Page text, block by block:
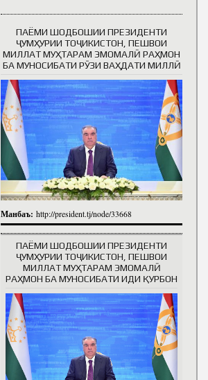
ПАЁМИ ШОДБОШИИ ПРЕЗИДЕНТИ
ҶУМҲУРИИ ТОҶИКИСТОН, ПЕШВОИ
МИЛЛАТ МУҲТАРАМ ЭМОМАЛӢ РАҲМОН
БА МУНОСИБАТИ РӮЗИ ВАҲДАТИ МИЛЛӢ
Манбаъ: http://president.tj/node/33668
ПАЁМИ ШОДБОШИИ ПРЕЗИДЕНТИ
ҶУМҲУРИИ ТОҶИКИСТОН, ПЕШВОИ
МИЛЛАТ МУҲТАРАМ ЭМОМАЛӢ
РАҲМОН БА МУНОСИБАТИ ИДИ ҚУРБОН